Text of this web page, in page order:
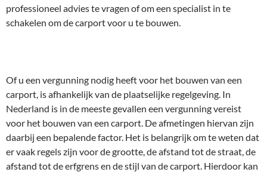
professioneel advies te vragen of om een specialist in te
schakelen om de carport voor u te bouwen.
Of u een vergunning nodig heeft voor het bouwen van een
carport, is afhankelijk van de plaatselijke regelgeving. In
Nederland is in de meeste gevallen een vergunning vereist
voor het bouwen van een carport. De afmetingen hiervan zijn
daarbij een bepalende factor. Het is belangrijk om te weten dat
er vaak regels zijn voor de grootte, de afstand tot de straat, de
afstand tot de erfgrens en de stijl van de carport. Hierdoor kan